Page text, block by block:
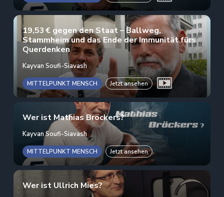
19,53 € gegen den Staat – Ballweg,
Stammheim und das Ende der Immunität fürs
Querdenken
Kayvan Soufi-Siavash
MITTELPUNKT MENSCH Jetzt ansehen
Wer ist Mathias Bröckers?
Kayvan Soufi-Siavash
MITTELPUNKT MENSCH Jetzt ansehen
Wer ist Ullrich Mies?